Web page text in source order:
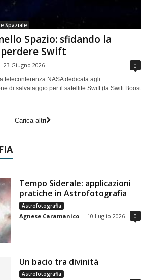
Spaziale
Spazio: sfidando la
Swift
23 Giugno 2026 0
teleconferenza NASA dedicata agli
di salvataggio per il satellite Swift (la Swift Boost
Carica altri
Tempo Siderale: applicazioni
pratiche in Astrofotografia
Astrofotografia
Agnese Caramanico - 10 Luglio 2026 0
Un bacio tra divinità
Astrofotografia